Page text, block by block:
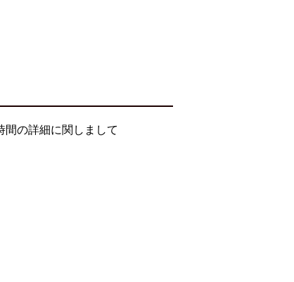
の詳細に関しまして